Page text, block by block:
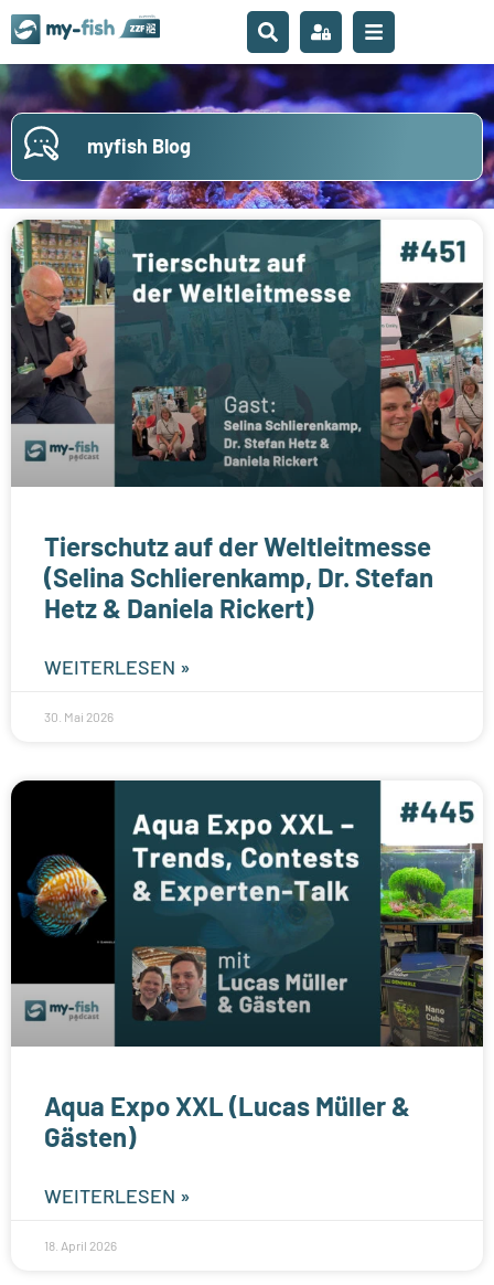
myfish Blog
Tierschutz auf der Weltleitmesse
(Selina Schlierenkamp, Dr. Stefan
Hetz & Daniela Rickert)
WEITERLESEN »
30. Mai 2026
Aqua Expo XXL (Lucas Müller &
Gästen)
WEITERLESEN »
18. April 2026